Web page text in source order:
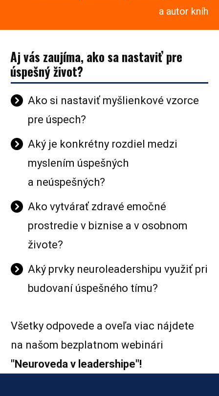
a autor kníh
Aj vás zaujíma, ako sa nastaviť pre
úspešný život?
Ako si nastaviť myšlienkové vzorce
pre úspech?
Aký je konkrétny rozdiel medzi
myslením úspešných
a neúspešných?
Ako vytvárať zdravé emočné
prostredie v biznise a v osobnom
živote?
Aký prvky neuroleadershipu využiť pri
budovaní úspešného tímu?
Všetky odpovede a oveľa viac nájdete
na našom bezplatnom webinári
"Neuroveda v leadershipe"!